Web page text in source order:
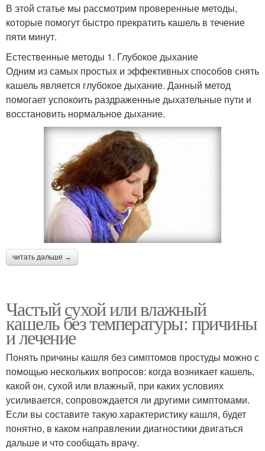
В этой статье мы рассмотрим проверенные методы,
которые помогут быстро прекратить кашель в течение
пяти минут.
Естественные методы 1. Глубокое дыхание
Одним из самых простых и эффективных способов снять
кашель является глубокое дыхание. Данный метод
помогает успокоить раздраженные дыхательные пути и
восстановить нормальное дыхание.
читать дальше →
Частый сухой или влажный
кашель без температуры: причины
и лечение
Понять причины кашля без симптомов простуды можно с
помощью нескольких вопросов: когда возникает кашель,
какой он, сухой или влажный, при каких условиях
усиливается, сопровождается ли другими симптомами.
Если вы составите такую характеристику кашля, будет
понятно, в каком направлении диагностики двигаться
дальше и что сообщать врачу.